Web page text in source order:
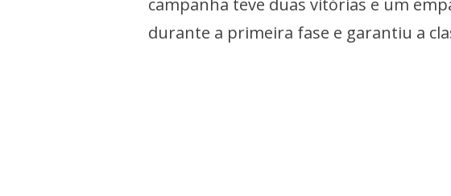
campanha teve duas vitórias e um
durante a primeira fase e garantiu a